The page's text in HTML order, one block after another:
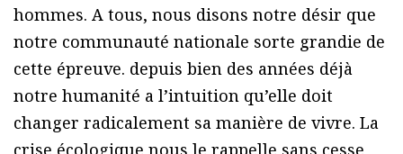
hommes. A tous, nous disons notre désir que
notre communauté nationale sorte grandie de
cette épreuve. depuis bien des années déjà
notre humanité a l’intuition qu’elle doit
changer radicalement sa manière de vivre. La
crise écologique nous le rappelle sans cesse,